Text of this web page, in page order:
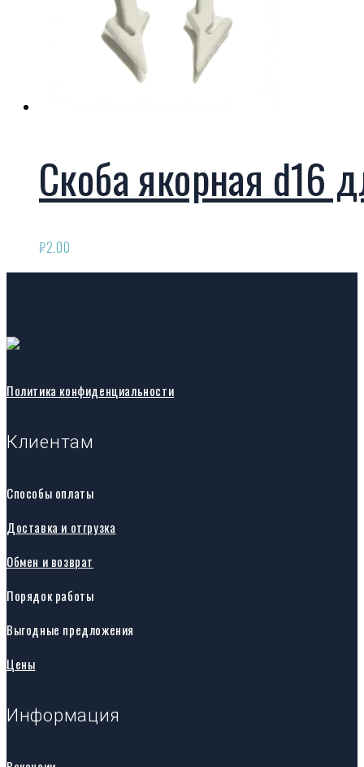
Скоба якорная d16
₽2.00
Политика конфиденциальности
Клиентам
Способы оплаты
Доставка и отгрузка
Обмен и возврат
Порядок работы
Выгодные предложения
Цены
Информация